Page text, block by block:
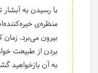
با رسیدن به
منظره‌ی
بیرون می‌برد.
بردن از طبیعت
به آن بازخواهید